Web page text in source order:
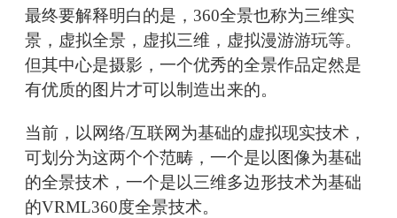
最终要解释明白的是，360全景也称为三维实
景，虚拟全景，虚拟三维，虚拟漫游游玩等。
但其中心是摄影，一个优秀的全景作品定然是
有优质的图片才可以制造出来的。
当前，以网络/互联网为基础的虚拟现实技术，
可划分为这两个个范畴，一个是以图像为基础
的全景技术，一个是以三维多边形技术为基础
的VRML360度全景技术。